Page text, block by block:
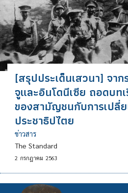
[สรุปประเด็นเสวนา] จาก
จูและอินโดนีเซีย ถอดบท
ของสามัญชนกับการเปลี่
ประชาธิปไตย
ข่าวสาร
The Standard
2 กรกฎาคม 2563